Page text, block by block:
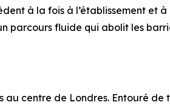
à la fois à l’établissement et à
parcours fluide qui abolit les
centre de Londres. Entouré de